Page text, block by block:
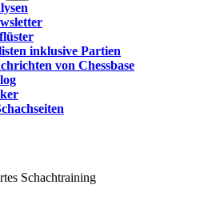
inklusive Partien
von Chessbase
Schachtraining